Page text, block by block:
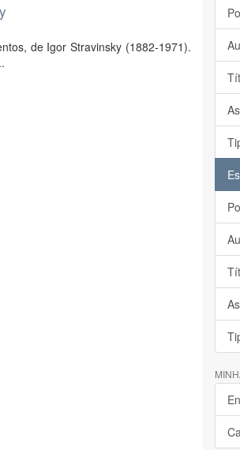
de Igor Stravinsky (1882-1971).